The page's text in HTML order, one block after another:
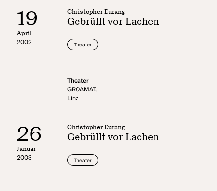
19
April
2002
Christopher Durang
Gebrüllt vor Lachen
Theater
Theater
GROAMAT,
Linz
26
Januar
2003
Christopher Durang
Gebrüllt vor Lachen
Theater